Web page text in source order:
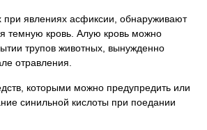
явлениях асфиксии, обнаруживают
темную кровь. Алую кровь можно
трупов животных, вынужденно
отравления.
которыми можно предупредить или
синильной кислоты при поедании